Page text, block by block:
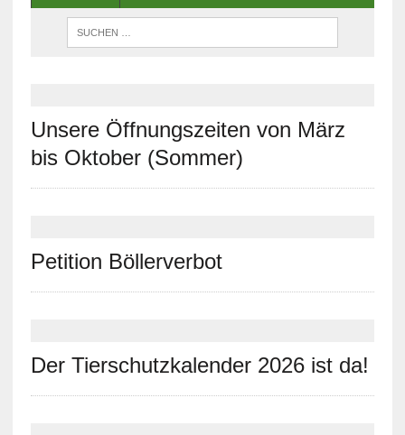
Unsere Öffnungszeiten von März
bis Oktober (Sommer)
Petition Böllerverbot
Der Tierschutzkalender 2026 ist da!